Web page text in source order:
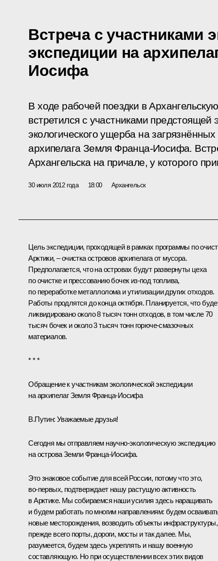
Встреча с участниками
экспедиции на
Иосифа
В ходе рабочей поездки в
встретился с участниками предстоящей
экологического ущерба на
архипелага Земля Франца-Иосифа.
Архангельска на причале, у которого
30 июля 2012 года 18:00 Архангельск
Цель экспедиции, проходящей в рамках программы по
Арктики, – очистка островов архипелага от мусора.
Предполагается, что на островах будут развернуты цеха
по очистке и прессованию бочек из‑под топлива,
по переработке металлолома и утилизации других отходов.
Работы продлятся до конца октября. Планируется, что
ликвидировано около 8 тысяч тонн отходов, в том числе 70
тысяч бочек и около 3 тысяч тонн горюче-смазочных
материалов.
* * *
Обращение к участникам экологической экспедиции
на архипелаг Земля Франца-Иосифа
В.Путин: Уважаемые друзья!
Сегодня мы отправляем научно-экологическую экспедицию
на острова Земли Франца-Иосифа.
Это знаковое событие для всей России, потому что это,
во‑первых, подтверждает нашу растущую активность
в Арктике. Мы собираемся наши усилия здесь наращивать
и будем работать по многим направлениям: будем
новые месторождения, возводить объекты инфраструктуры,
прежде всего порты, дороги, мосты и так далее. Мы,
разумеется, будем здесь укреплять и нашу военную
составляющую. Но при осуществлении всех этих видов